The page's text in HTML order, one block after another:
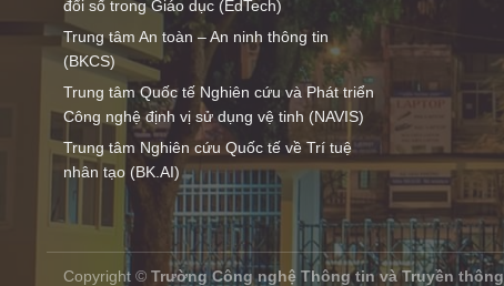
đổi số trong Giáo dục (EdTech)
Trung tâm An toàn – An ninh thông tin
(BKCS)
Trung tâm Quốc tế Nghiên cứu và Phát triển
Công nghệ định vị sử dụng vệ tinh (NAVIS)
Trung tâm Nghiên cứu Quốc tế về Trí tuệ
nhân tạo (BK.AI)
Copyright © Trường Công nghệ Thông tin và Truyền thông